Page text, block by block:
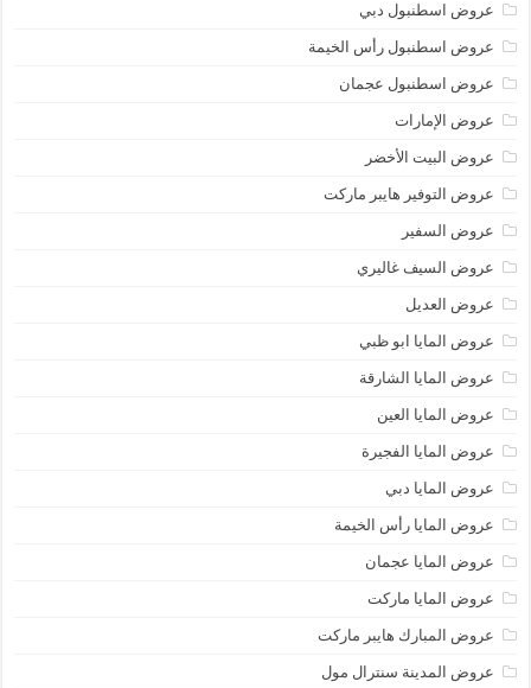
عروض اسطنبول دبي
عروض اسطنبول رأس الخيمة
عروض اسطنبول عجمان
عروض الإمارات
عروض البيت الأخضر
عروض التوفير هايبر ماركت
عروض السفير
عروض السيف غاليري
عروض العديل
عروض المايا ابو ظبي
عروض المايا الشارقة
عروض المايا العين
عروض المايا الفجيرة
عروض المايا دبي
عروض المايا رأس الخيمة
عروض المايا عجمان
عروض المايا ماركت
عروض المبارك هايبر ماركت
عروض المدينة سنترال مول